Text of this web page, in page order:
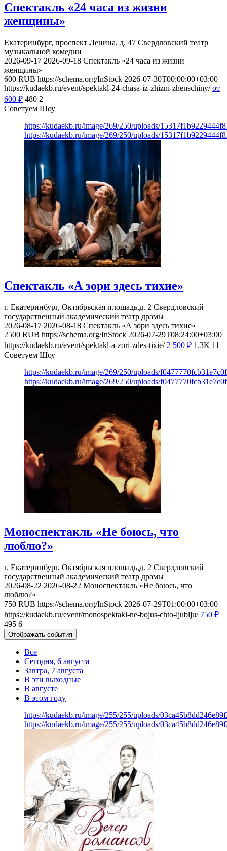
Спектакль «24 часа из жизни
женщины»
Екатеринбург, проспект Ленина, д. 47 Свердловский театр
музыкальной комедии
2026-09-17 2026-09-18 Спектакль «24 часа из жизни
женщины»
600 RUB https://schema.org/InStock 2026-07-30T00:00:00+03:00
https://kudaekb.ru/event/spektakl-24-chasa-iz-zhizni-zhenschiny/ от
600 ₽ 480 2
Советуем Шоу
https://kudaekb.ru/image/269/250/uploads/
https://kudaekb.ru/image/269/250/uploads/
Спектакль «А зори здесь тихие»
г. Екатеринбург, Октябрьская площадь,д. 2 Свердловский
государственный академический театр драмы
2026-08-17 2026-08-18 Спектакль «А зори здесь тихие»
2500 RUB https://schema.org/InStock 2026-07-29T08:24:00+03:00
https://kudaekb.ru/event/spektakl-a-zori-zdes-tixie/ 2 500 ₽ 1.3K 11
Советуем Шоу
https://kudaekb.ru/image/269/250/uploads/
https://kudaekb.ru/image/269/250/uploads/
Моноспектакль «Не боюсь, что
люблю?»
г. Екатеринбург, Октябрьская площадь,д. 2 Свердловский
государственный академический театр драмы
2026-08-22 2026-08-22 Моноспектакль «Не боюсь, что
люблю?»
750 RUB https://schema.org/InStock 2026-07-29T01:00:00+03:00
https://kudaekb.ru/event/monospektakl-ne-bojus-chto-ljublju/ 750 ₽
495 6
Отображать события
Все
Сегодня, 6 августа
Завтра, 7 августа
В эти выходные
В августе
В этом году
https://kudaekb.ru/image/255/255/uploads/
https://kudaekb.ru/image/255/255/uploads/